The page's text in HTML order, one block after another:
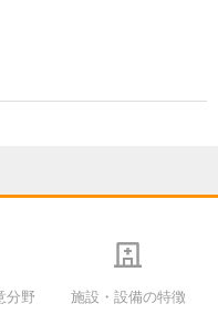
分野 施設・設備の特徴